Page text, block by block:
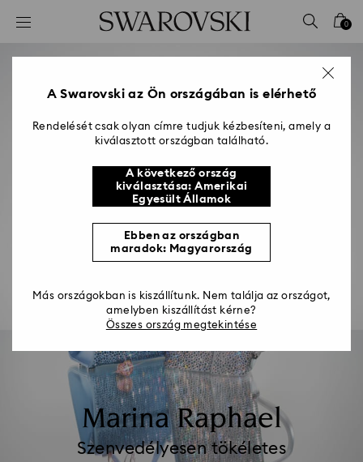
Hozzáférési-kulcs lista
2 - Lábléc
0
Marina Raphael
Szenvedélyesen tökéletes
A Swarovski az Ön országában is elérhető
Rendelését csak olyan címre tudjuk kézbesíteni, amely a
kiválasztott országban található.
A következő ország
kiválasztása: Amerikai
Egyesült Államok
Ebben az országban
maradok: Magyarország
Más országokban is kiszállítunk. Nem találja az országot,
amelyben kiszállítást kérne?
Összes ország megtekintése